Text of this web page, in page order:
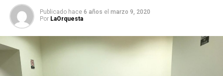
Publicado hace 6 años el marzo 9, 2020
Por LaOrquesta